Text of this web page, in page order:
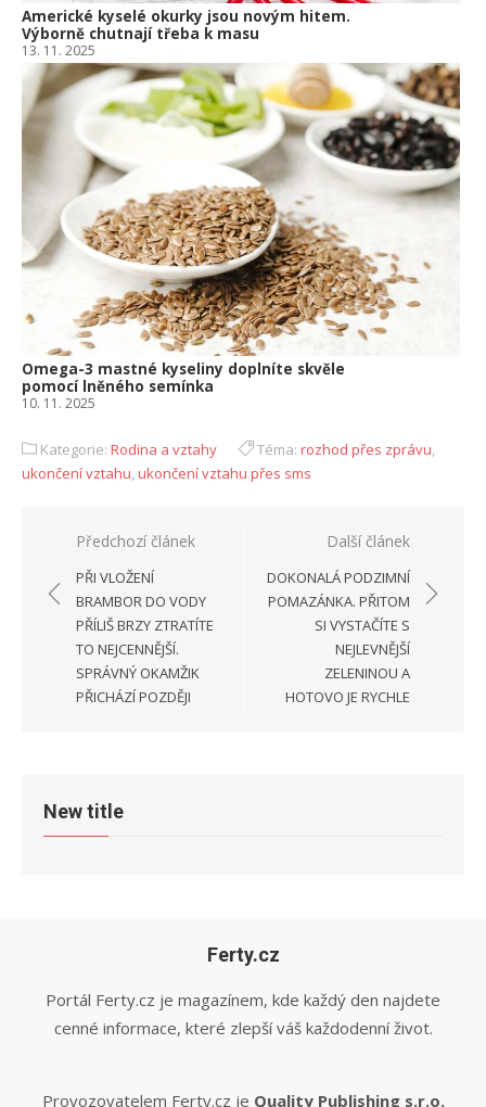
Americké kyselé okurky jsou novým hitem.
Výborně chutnají třeba k masu
13. 11. 2025
Omega-3 mastné kyseliny doplníte skvěle
pomocí lněného semínka
10. 11. 2025
Kategorie: Rodina a vztahy Téma: rozhod přes zprávu,
ukončení vztahu,ukončení vztahu přes sms
Navigace
pro
příspěvek
Předchozí článek
PŘI VLOŽENÍ
BRAMBOR DO VODY
PŘÍLIŠ BRZY ZTRATÍTE
TO NEJCENNĚJŠÍ.
SPRÁVNÝ OKAMŽIK
PŘICHÁZÍ POZDĚJI
Další článek
DOKONALÁ PODZIMNÍ
POMAZÁNKA. PŘITOM
SI VYSTAČÍTE S
NEJLEVNĚJŠÍ
ZELENINOU A
HOTOVO JE RYCHLE
New title
Ferty.cz
Portál Ferty.cz je magazínem, kde každý den najdete
cenné informace, které zlepší váš každodenní život.
Provozovatelem Ferty.cz je Quality Publishing s.r.o.